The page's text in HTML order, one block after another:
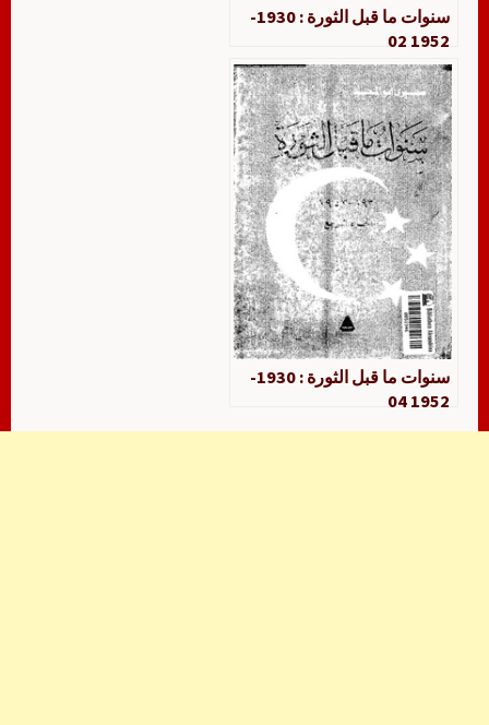
سنوات ما قبل الثورة : 1930-
1952 02
سنوات ما قبل الثورة : 1930-
1952 04